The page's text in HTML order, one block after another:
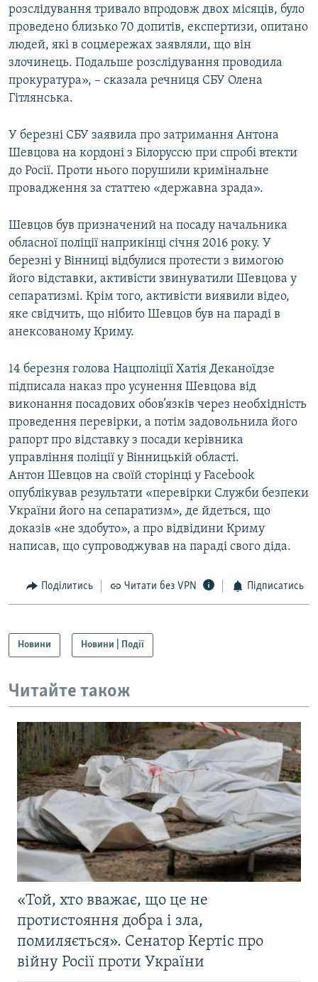
Усі сайти RFE/RL
розслідування тривало впродовж двох місяців, було
проведено близько 70 допитів, експертизи, опитано
людей, які в соцмережах заявляли, що він
злочинець. Подальше розслідування проводила
прокуратура», – сказала речниця СБУ Олена
Гітлянська.
У березні СБУ заявила про затримання Антона
Шевцова на кордоні з Білоруссю при спробі втекти
до Росії. Проти нього порушили кримінальне
провадження за статтею «державна зрада».
Шевцов був призначений на посаду начальника
обласної поліції наприкінці січня 2016 року. У
березні у Вінниці відбулися протести з вимогою
його відставки, активісти звинуватили Шевцова у
сепаратизмі. Крім того, активісти виявили відео,
яке свідчить, що нібито Шевцов був на параді в
анексованому Криму.
14 березня голова Нацполіції Хатія Деканоїдзе
підписала наказ про усунення Шевцова від
виконання посадових обов’язків через необхідність
проведення перевірки, а потім задовольнила його
рапорт про відставку з посади керівника
управління поліції у Вінницькій області.
Антон Шевцов на своїй сторінці у Facebook
опублікував результати «перевірки Служби безпеки
України його на сепаратизм», де йдеться, що
доказів «не здобуто», а про відвідини Криму
написав, що супроводжував на параді свого діда.
Поділитись Читати без VPN Підписатись
Новини Новини | Події
Читайте також
«Той, хто вважає, що це не
протистояння добра і зла,
помиляється». Сенатор Кертіс про
війну Росії проти України